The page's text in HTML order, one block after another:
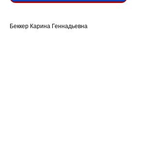
Беккер Карина Геннадьевна